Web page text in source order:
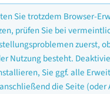
Sie trotzdem Browser-
prüfen Sie bei
zuerst,
Nutzung besteht.
Sie ggf. alle
die Seite (oder